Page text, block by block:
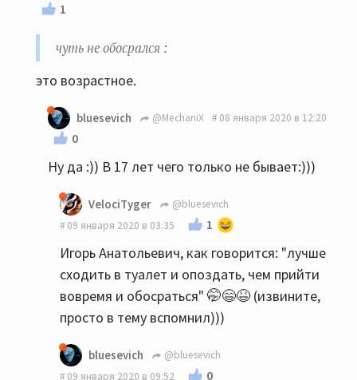
1
чуть не обосрался :
этo возpacтнoe.
bluesevich @MechaniX 08 января 2020 в 12:20
0
Ну да :)) В 17 лет чего только не бывает:)))
VelociTyger
@bluesevich
09 января 2020 в 03:35
1
Игорь Анатольевич, как говорится: "лучше
сходить в туалет и опоздать, чем прийти
вовремя и обосраться" 🤭😄😆 (извините,
просто в тему вспомнил)))
bluesevich
@bluesevich
09 января 2020 в 09:52
0